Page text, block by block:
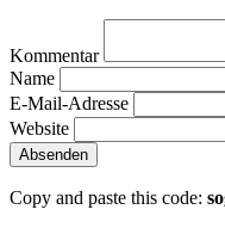
Kommentar
Name
E-Mail-Adresse
Website
Copy and paste this code: